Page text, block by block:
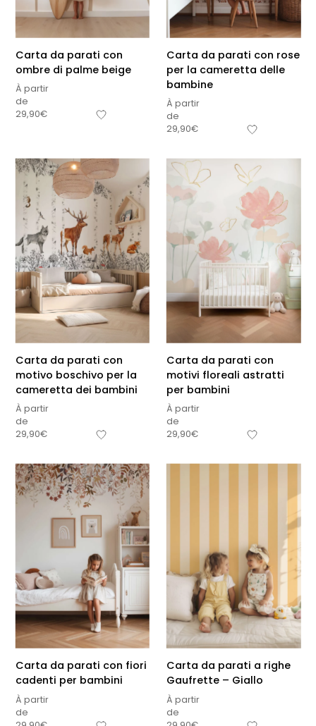
Carta da parati con
ombre di palme beige
À partir
de
29,90€
Carta da parati con rose
per la cameretta delle
bambine
À partir
de
29,90€
Carta da parati con
motivo boschivo per la
cameretta dei bambini
À partir
de
29,90€
Carta da parati con
motivi floreali astratti
per bambini
À partir
de
29,90€
Carta da parati con fiori
cadenti per bambini
À partir
de
Carta da parati a righe
Gaufrette – Giallo
À partir
de